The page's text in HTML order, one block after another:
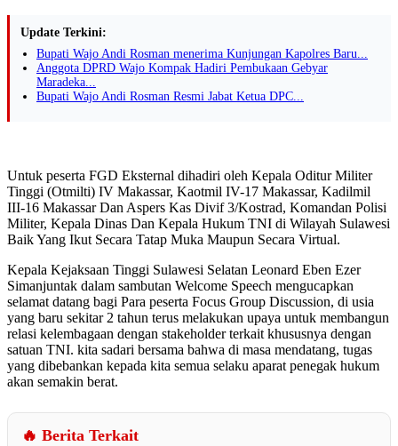
Update Terkini:
Bupati Wajo Andi Rosman menerima Kunjungan Kapolres Baru...
Anggota DPRD Wajo Kompak Hadiri Pembukaan Gebyar
Maradeka...
Bupati Wajo Andi Rosman Resmi Jabat Ketua DPC...
Untuk peserta FGD Eksternal dihadiri oleh Kepala Oditur Militer
Tinggi (Otmilti) IV Makassar, Kaotmil IV-17 Makassar, Kadilmil
III-16 Makassar Dan Aspers Kas Divif 3/Kostrad, Komandan Polisi
Militer, Kepala Dinas Dan Kepala Hukum TNI di Wilayah Sulawesi
Baik Yang Ikut Secara Tatap Muka Maupun Secara Virtual.
Kepala Kejaksaan Tinggi Sulawesi Selatan Leonard Eben Ezer
Simanjuntak dalam sambutan Welcome Speech mengucapkan
selamat datang bagi Para peserta Focus Group Discussion, di usia
yang baru sekitar 2 tahun terus melakukan upaya untuk membangun
relasi kelembagaan dengan stakeholder terkait khususnya dengan
satuan TNI. kita sadari bersama bahwa di masa mendatang, tugas
yang dibebankan kepada kita semua selaku aparat penegak hukum
akan semakin berat.
🔥 Berita Terkait